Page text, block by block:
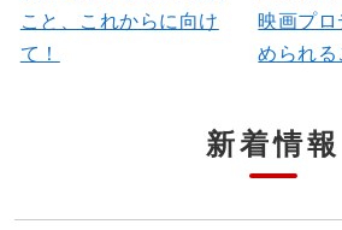
こと、これからに向け
て！
映画プ
められる
新着情報